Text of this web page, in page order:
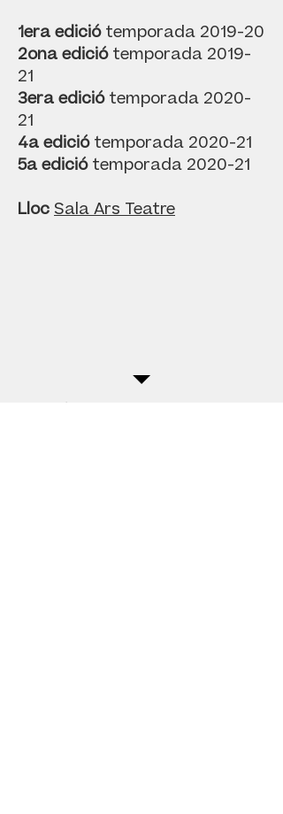
1era edició temporada 2019-20
2ona edició temporada 2019-
21
3era edició temporada 2020-
21
4a ediciótemporada 2020-21
5a ediciótemporada 2020-21
Lloc Sala Ars Teatre
Instagram